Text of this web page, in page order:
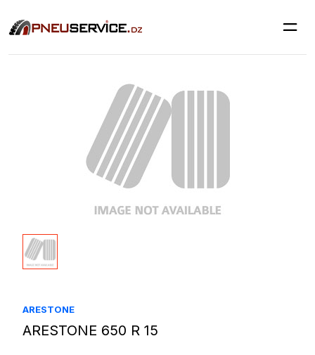
ARESTONE
ARESTONE 650 R 15